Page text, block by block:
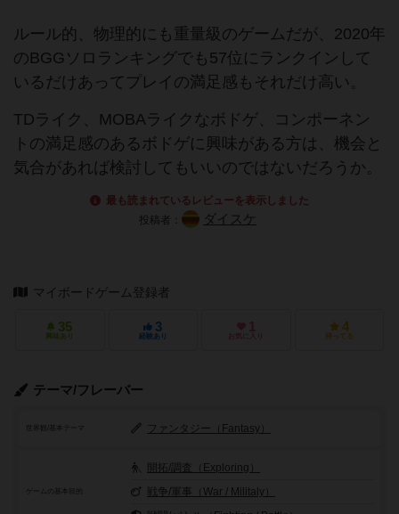
ルール的、物理的にも重量級のゲームだが、2020年
のBGGソロランキングでも57位にランクインして
いるだけあってプレイの満足感もそれだけ高い。
TDライク、MOBAライクなボドゲ、コンポーネン
トの満足感のあるボドゲに興味がある方は、機会と
気合があれば検討してもいいのではないだろうか。
最も読まれているレビューを表示しました
投稿者：
ダイスケ
マイボードゲーム登録者
35
興味あり
3
経験あり
1
お気に入り
4
持ってる
テーマ/フレーバー
世界観/基本テーマ ファンタジー（Fantasy）
ゲームの基本目的
開拓/調査（Exploring）
戦争/軍事（War / Militaly）